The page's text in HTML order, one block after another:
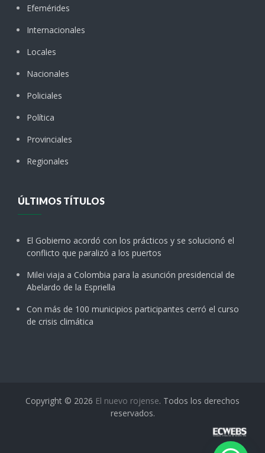
Efemérides
Internacionales
Locales
Nacionales
Policiales
Política
Provinciales
Regionales
ÚLTIMOS TÍTULOS
El Gobierno acordó con los prácticos y se solucionó el
conflicto que paralizó a los puertos
Milei viaja a Colombia para la asunción presidencial de
Abelardo de la Espriella
Con más de 100 municipios participantes cerró el curso
de crisis climática
Copyright © 2026 El nuevo rojense. Todos los derechos
reservados.